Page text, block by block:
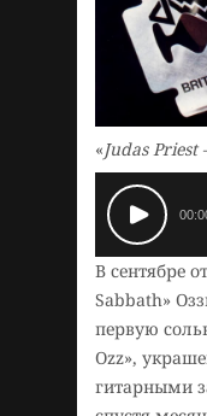
«Judas
В сентябре
Sabbath»
первую
Ozz»,
гитарными